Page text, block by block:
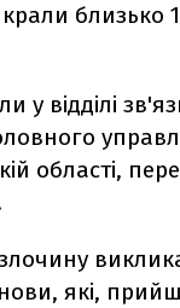
близько
у відділі
області,
які,